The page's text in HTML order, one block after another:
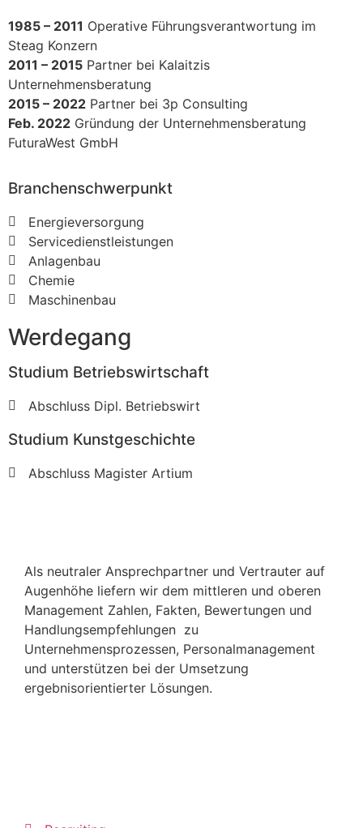
1985 – 2011 Operative Führungsverantwortung im
Steag Konzern
2011 – 2015 Partner bei Kalaitzis
Unternehmensberatung
2015 – 2022 Partner bei 3p Consulting
Feb. 2022 Gründung der Unternehmensberatung
FuturaWest GmbH
Branchenschwerpunkt
Energieversorgung
Servicedienstleistungen
Anlagenbau
Chemie
Maschinenbau
Werdegang
Studium Betriebswirtschaft
Abschluss Dipl. Betriebswirt
Studium Kunstgeschichte
Abschluss Magister Artium
Als neutraler Ansprechpartner und Vertrauter auf
Augenhöhe liefern wir dem mittleren und oberen
Management Zahlen, Fakten, Bewertungen und
Handlungsempfehlungen zu
Unternehmensprozessen, Personalmanagement
und unterstützen bei der Umsetzung
ergebnisorientierter Lösungen.